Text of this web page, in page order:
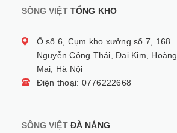
SÔNG VIỆTTỔNG KHO
Ô số 6, Cụm kho xưởng số 7, 168
Nguyễn Công Thái, Đại Kim, Hoàng
Mai, Hà Nội
Điện thoại: 0776222668
SÔNG VIỆTĐÀ NẴNG